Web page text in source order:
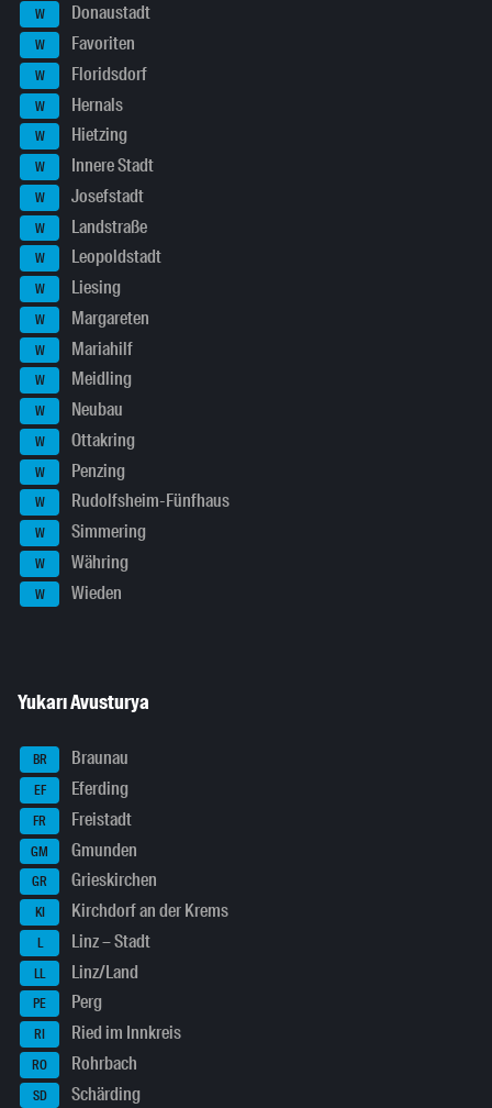
W Donaustadt
W Favoriten
W Floridsdorf
W Hernals
W Hietzing
W Innere Stadt
W Josefstadt
W Landstraße
W Leopoldstadt
W Liesing
W Margareten
W Mariahilf
W Meidling
W Neubau
W Ottakring
W Penzing
W Rudolfsheim-Fünfhaus
W Simmering
W Währing
W Wieden
Yukarı Avusturya
BR Braunau
EF Eferding
FR Freistadt
GM Gmunden
GR Grieskirchen
KI Kirchdorf an der Krems
L Linz – Stadt
LL Linz/Land
PE Perg
RI Ried im Innkreis
RO Rohrbach
SD Schärding